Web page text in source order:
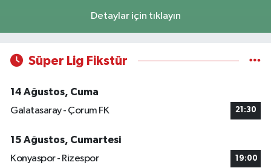
Detaylar için tıklayın
Süper Lig Fikstür
14 Ağustos, Cuma
Galatasaray - Çorum FK
21:30
15 Ağustos, Cumartesi
Konyaspor - Rizespor
19:00